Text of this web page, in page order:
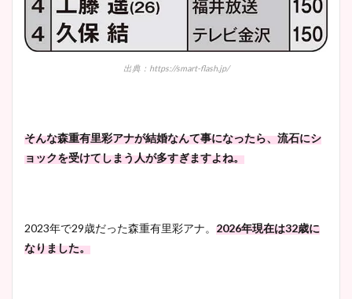
宇賀神メグアナのニット画像
まとめ！足も美脚でカップも
池谷実悠アナのメガネ画像が
かわいい！カップや水着姿も
出典：https://smart-flash.jp/
そんな森重有里彩アナが結婚なんて事になったら、流石にシ
ョックを受けてしまう人が多すぎますよね。
2023年で29歳だった森重有里彩アナ。 2026年現在は32歳に
なりました。